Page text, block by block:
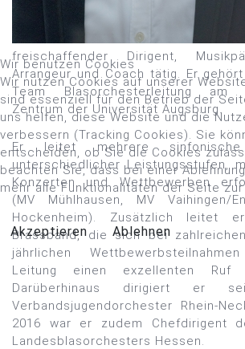
freischaffender Dirigent,
Arrangeur und Coach tätig. Er
Team Blasorchesterleitung am
Zentrum der Universität Augsburg.
Er leitet mehrere sinfonische
unterschiedlicher Leistungsstufen,
Konzerten und Wettbewerben
(MV Mühlhausen, MV Vaihingen/
Hockenheim). Zusätzlich leitet
Brassband, die sich bei
jährlichen
Leitung einen exzellenten Ruf
Darüberhinaus dirigiert er
Verbandsjugendorchester Rhein-
2016 war er zudem Chefdirigent
Landesblasorchesters Hessen.
Wir benutzen Cookies
Wir nutzen Cookies auf unserer
sind essenziell für den Betrieb der
uns helfen, diese Website und die
verbessern (Tracking Cookies). Sie
entscheiden, ob Sie die Cookies
beachten Sie, dass bei einer
mehr alle Funktionalitäten der Seite zur
Akzeptieren Ablehnen